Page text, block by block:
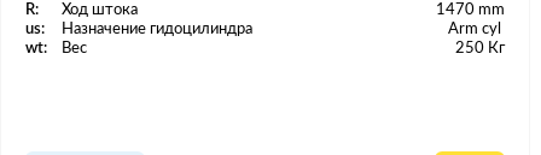
R:
Ход штока
1470 mm
us:
Назначение гидоцилиндра
Arm cyl
wt:
Вес 250 Кг